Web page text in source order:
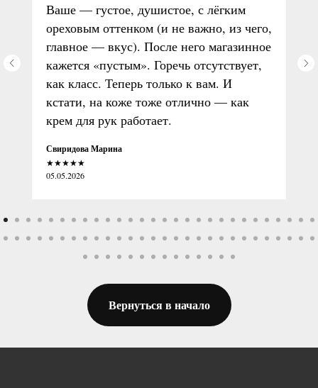
Ваше — густое, душистое, с лёгким
ореховым оттенком (и не важно, из чего,
главное — вкус). После него магазинное
кажется «пустым». Горечь отсутствует,
как класс. Теперь только к вам. И
кстати, на коже тоже отлично — как
крем для рук работает.
Свиридова Марина
★★★★★
05.05.2026
Вернуться в начало